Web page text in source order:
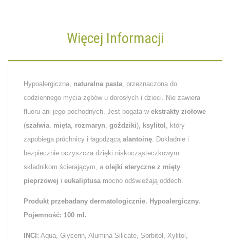
Więcej Informacji
Hypoalergiczna, naturalna pasta, przeznaczona do
codziennego mycia zębów u dorosłych i dzieci. Nie zawiera
fluoru ani jego pochodnych. Jest bogata w ekstrakty ziołowe
(szałwia, mięta, rozmaryn, goździki), ksylitol , który
zapobiega próchnicy i łagodzącą alantoinę. Dokładnie i
bezpiecznie oczyszcza dzięki niskocząsteczkowym
składnikom ścierającym, a olejki eteryczne z mięty
pieprzowej i eukaliptusamocno odświeżają oddech.
Produkt przebadany dermatologicznie. Hypoalergiczny.
Pojemność: 100 ml.
INCI: Aqua, Glycerin, Alumina Silicate, Sorbitol, Xylitol,